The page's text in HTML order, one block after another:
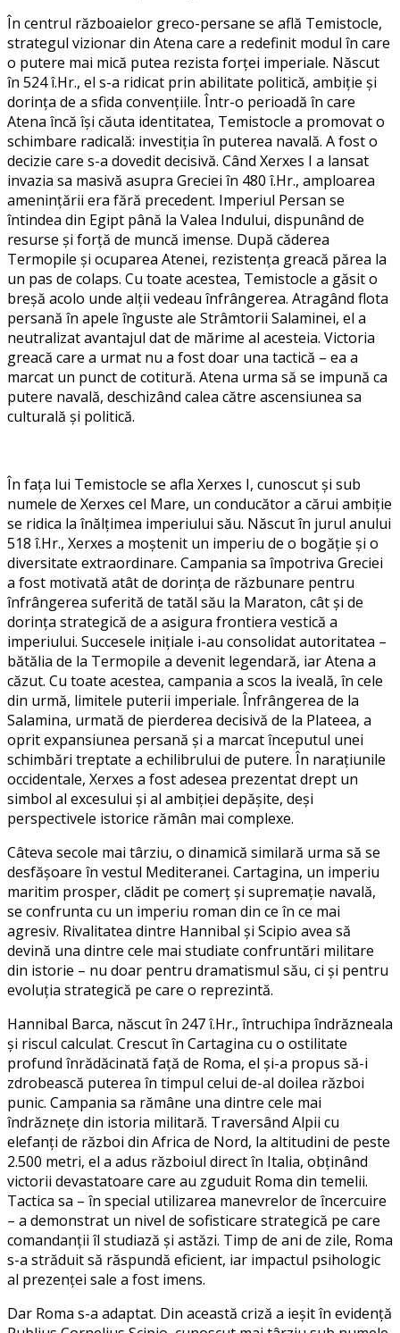
În centrul războaielor greco-persane se află Temistocle,
strategul vizionar din Atena care a redefinit modul în care
o putere mai mică putea rezista forței imperiale. Născut
în 524 î.Hr., el s-a ridicat prin abilitate politică, ambiție și
dorința de a sfida convențiile. Într-o perioadă în care
Atena încă își căuta identitatea, Temistocle a promovat o
schimbare radicală: investiția în puterea navală. A fost o
decizie care s-a dovedit decisivă. Când Xerxes I a lansat
invazia sa masivă asupra Greciei în 480 î.Hr., amploarea
amenințării era fără precedent. Imperiul Persan se
întindea din Egipt până la Valea Indului, dispunând de
resurse și forță de muncă imense. După căderea
Termopile și ocuparea Atenei, rezistența greacă părea la
un pas de colaps. Cu toate acestea, Temistocle a găsit o
breșă acolo unde alții vedeau înfrângerea. Atragând flota
persană în apele înguste ale Strâmtorii Salaminei, el a
neutralizat avantajul dat de mărime al acesteia. Victoria
greacă care a urmat nu a fost doar una tactică – ea a
marcat un punct de cotitură. Atena urma să se impună ca
putere navală, deschizând calea către ascensiunea sa
culturală și politică.
În fața lui Temistocle se afla Xerxes I, cunoscut și sub
numele de Xerxes cel Mare, un conducător a cărui ambiție
se ridica la înălțimea imperiului său. Născut în jurul anului
518 î.Hr., Xerxes a moștenit un imperiu de o bogăție și o
diversitate extraordinare. Campania sa împotriva Greciei
a fost motivată atât de dorința de răzbunare pentru
înfrângerea suferită de tatăl său la Maraton, cât și de
dorința strategică de a asigura frontiera vestică a
imperiului. Succesele inițiale i-au consolidat autoritatea –
bătălia de la Termopile a devenit legendară, iar Atena a
căzut. Cu toate acestea, campania a scos la iveală, în cele
din urmă, limitele puterii imperiale. Înfrângerea de la
Salamina, urmată de pierderea decisivă de la Plateea, a
oprit expansiunea persană și a marcat începutul unei
schimbări treptate a echilibrului de putere. În narațiunile
occidentale, Xerxes a fost adesea prezentat drept un
simbol al excesului și al ambiției depășite, deși
perspectivele istorice rămân mai complexe.
Câteva secole mai târziu, o dinamică similară urma să se
desfășoare în vestul Mediteranei. Cartagina, un imperiu
maritim prosper, clădit pe comerț și supremație navală,
se confrunta cu un imperiu roman din ce în ce mai
agresiv. Rivalitatea dintre Hannibal și Scipio avea să
devină una dintre cele mai studiate confruntări militare
din istorie – nu doar pentru dramatismul său, ci și pentru
evoluția strategică pe care o reprezintă.
Hannibal Barca, născut în 247 î.Hr., întruchipa îndrăzneala
și riscul calculat. Crescut în Cartagina cu o ostilitate
profund înrădăcinată față de Roma, el și-a propus să-i
zdrobească puterea în timpul celui de-al doilea război
punic. Campania sa rămâne una dintre cele mai
îndrăznețe din istoria militară. Traversând Alpii cu
elefanți de război din Africa de Nord, la altitudini de peste
2.500 metri, el a adus războiul direct în Italia, obținând
victorii devastatoare care au zguduit Roma din temelii.
Tactica sa – în special utilizarea manevrelor de încercuire
– a demonstrat un nivel de sofisticare strategică pe care
comandanții îl studiază și astăzi. Timp de ani de zile, Roma
s-a străduit să răspundă eficient, iar impactul psihologic
al prezenței sale a fost imens.
Dar Roma s-a adaptat. Din această criză a ieșit în evidență